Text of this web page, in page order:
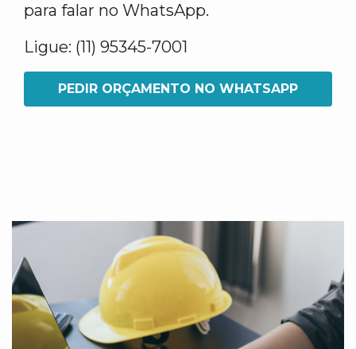
para falar no WhatsApp.
Ligue: (11) 95345-7001
PEDIR ORÇAMENTO NO WHATSAPP